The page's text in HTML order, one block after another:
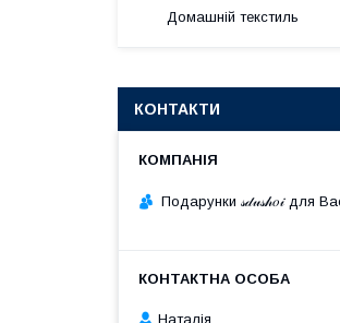
Домашній текстиль
КОНТАКТИ
Подарунки 𝓈𝒹𝓊𝓈𝒽𝑜𝒾 для
Наталія